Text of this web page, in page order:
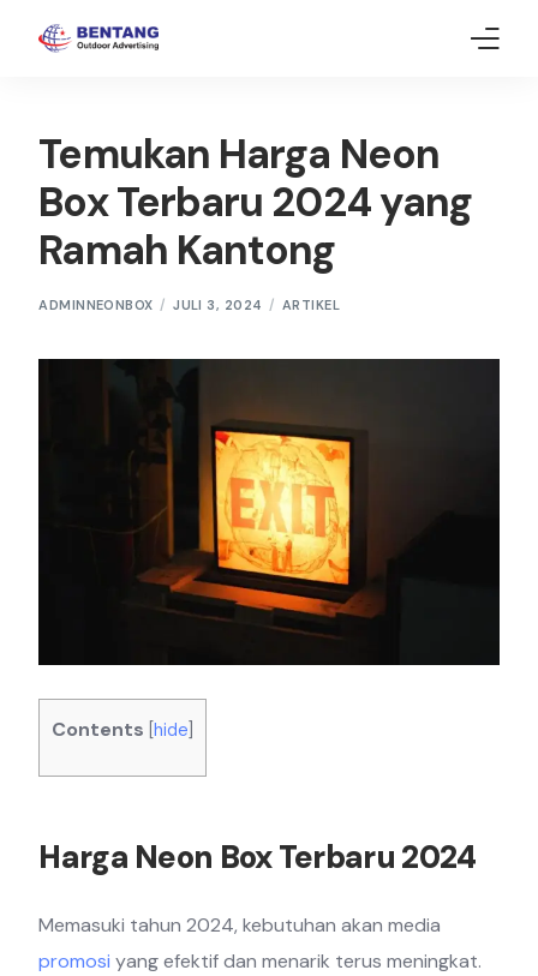
Temukan Harga Neon
Box Terbaru 2024 yang
Ramah Kantong
ADMINNEONBOX JULI 3, 2024 ARTIKEL
Contents [hide
Harga Neon Box Terbaru 2024
Memasuki tahun 2024, kebutuhan akan media
promosi yang efektif dan menarik terus meningkat.
Neon Box
Gallery
Article
Contact Us